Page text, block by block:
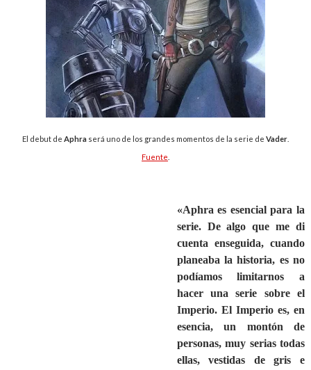
El debut de Aphra será uno de los grandes momentos de la serie de Vader.
Fuente
«Aphra es esencial para la
serie. De algo que me di
cuenta enseguida, cuando
planeaba la historia, es no
podíamos limitarnos a
hacer una serie sobre el
Imperio. El Imperio es, en
esencia, un montón de
personas, muy serias todas
ellas, vestidas de gris e